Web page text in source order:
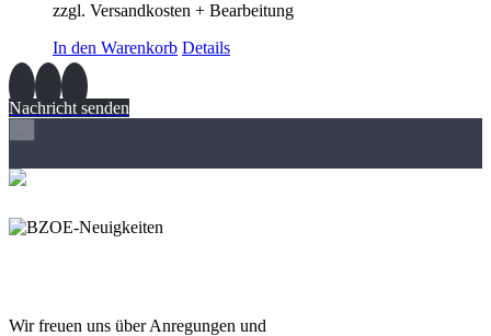
zzgl. Versandkosten + Bearbeitung
In den Warenkorb Details
Nachricht senden
Wir freuen uns über Anregungen und